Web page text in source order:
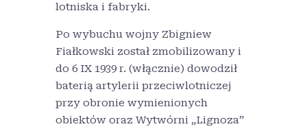
lotniska i fabryki.
Po wybuchu wojny Zbigniew
Fiałkowski został zmobilizowany i
do 6 IX 1939 r. (włącznie) dowodził
baterią artylerii przeciwlotniczej
przy obronie wymienionych
obiektów oraz Wytwórni „Lignoza”